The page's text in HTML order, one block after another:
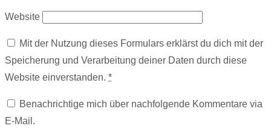
Website
Mit der Nutzung dieses Formulars erklärst du dich mit der
Speicherung und Verarbeitung deiner Daten durch diese
Website einverstanden. *
Benachrichtige mich über nachfolgende Kommentare via
E-Mail.